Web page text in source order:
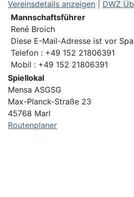
Vereinsdetails anzeigen
DWZ
Mannschaftsführer
René Broich
Diese E-Mail-Adresse ist vor
Telefon : +49 152 21806391
Mobil : +49 152 21806391
Spiellokal
Mensa ASGSG
Max-Planck-Straße 23
45768 Marl
Routenplaner